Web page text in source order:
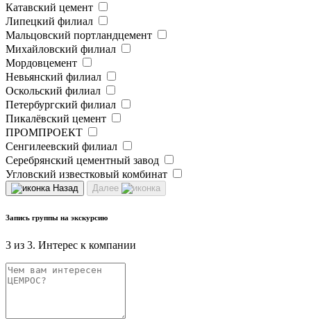
Катавский цемент
Липецкий филиал
Мальцовский портландцемент
Михайловский филиал
Мордовцемент
Невьянский филиал
Оскольский филиал
Петербургский филиал
Пикалёвский цемент
ПРОМПРОЕКТ
Сенгилеевский филиал
Серебрянский цементный завод
Угловский известковый комбинат
Назад Далее
Запись группы на экскурсию
3 из 3. Интерес к компании